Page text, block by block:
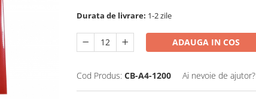
Durata de livrare: 1-2 zile
ADAUGA IN COS
Cod Produs: CB-A4-1200 Ai nevoie de ajutor?